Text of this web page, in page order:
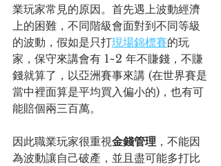
業玩家常見的原因。首先遇上波動經濟
上的困難，不同階級會面對到不同等級
的波動，假如是只打現場錦標賽的玩
家，保守來講會有 1~2 年不賺錢，不賺
錢就算了，以亞洲賽事來講 (在世界賽是
當中裡面算是平均買入偏小的)，也有可
能賠個兩三百萬。
因此職業玩家很重視金錢管理 ，不能因
為波動讓自己破產，並且盡可能多打比